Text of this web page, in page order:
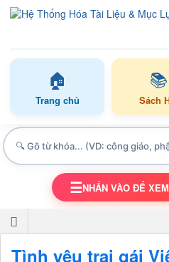
🏠
Trang chủ
📚
Sách
☰NHẤN VÀO ĐỂ
Tình yêu trai gái